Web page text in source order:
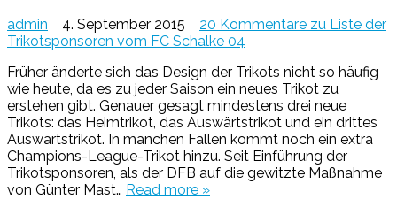
admin 4. September 2015 20 Kommentare zu Liste der
Trikotsponsoren vom FC Schalke 04
Früher änderte sich das Design der Trikots nicht so häufig
wie heute, da es zu jeder Saison ein neues Trikot zu
erstehen gibt. Genauer gesagt mindestens drei neue
Trikots: das Heimtrikot, das Auswärtstrikot und ein drittes
Auswärtstrikot. In manchen Fällen kommt noch ein extra
Champions-League-Trikot hinzu. Seit Einführung der
Trikotsponsoren, als der DFB auf die gewitzte Maßnahme
von Günter Mast… Read more »